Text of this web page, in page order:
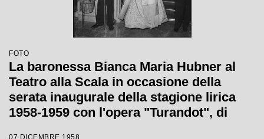
FOTO
La baronessa Bianca Maria Hubner al
Teatro alla Scala in occasione della
serata inaugurale della stagione lirica
1958-1959 con l'opera "Turandot", di
07 DICEMBRE 1958